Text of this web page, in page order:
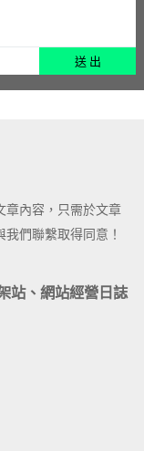
章內容，只需於文章
們聯繫取得同意！
站、網站經營日誌